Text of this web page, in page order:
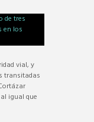
vial, y
transitadas
igual que